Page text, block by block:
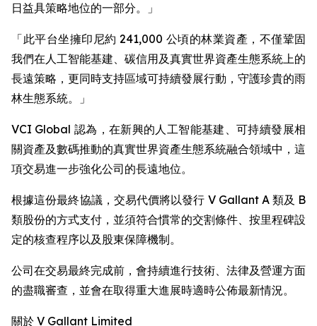
日益具策略地位的一部分。」
「此平台坐擁印尼約 241,000 公頃的林業資產，不僅鞏固
我們在人工智能基建、碳信用及真實世界資產生態系統上的
長遠策略，更同時支持區域可持續發展行動，守護珍貴的雨
林生態系統。」
VCI Global 認為，在新興的人工智能基建、可持續發展相
關資產及數碼推動的真實世界資產生態系統融合領域中，這
項交易進一步強化公司的長遠地位。
根據這份最終協議，交易代價將以發行 V Gallant A 類及 B
類股份的方式支付，並須符合慣常的交割條件、按里程碑設
定的核查程序以及股東保障機制。
公司在交易最終完成前，會持續進行技術、法律及營運方面
的盡職審查，並會在取得重大進展時適時公佈最新情況。
關於 V Gallant Limited